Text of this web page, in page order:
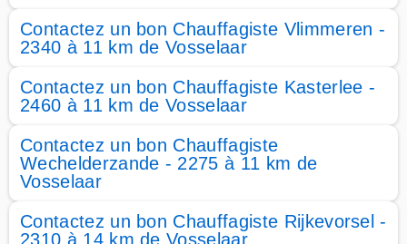
Contactez un bon Chauffagiste Vlimmeren -
2340 à 11 km de Vosselaar
Contactez un bon Chauffagiste Kasterlee -
2460 à 11 km de Vosselaar
Contactez un bon Chauffagiste
Wechelderzande - 2275 à 11 km de
Vosselaar
Contactez un bon Chauffagiste Rijkevorsel -
2310 à 14 km de Vosselaar